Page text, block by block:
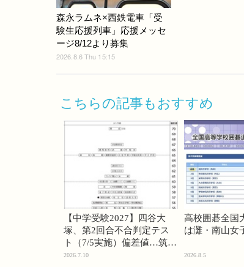
森永ラムネ×西鉄電車「受
験生応援列車」応援メッセ
ージ8/12より募集
2026.8.6 Thu 15:15
こちらの記事もおすすめ
【中学受験2027】四谷大
塚、第2回合不合判定テス
ト（7/5実施）偏差値…筑駒
74・桜蔭70＜PR＞
2026.7.10
高校囲碁全国
は灘・南山女
2026.8.5